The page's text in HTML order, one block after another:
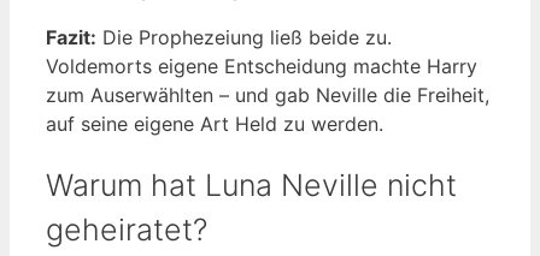
Fazit: Die Prophezeiung ließ beide zu.
Voldemorts eigene Entscheidung machte Harry
zum Auserwählten – und gab Neville die Freiheit,
auf seine eigene Art Held zu werden.
Warum hat Luna Neville nicht
geheiratet?